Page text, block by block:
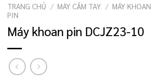
TRANG CHỦ / MÁY CẦM TAY / MÁY KHOAN
PIN
Máy khoan pin DCJZ23-10